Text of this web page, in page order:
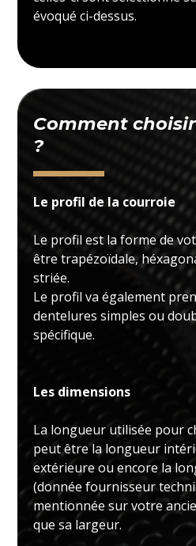
évoqué ci-dessus.
Comment
?
Le profil de la courroie
Le profil est la forme de
être trapézoïdale,
striée.
Le profil va également
dentelures simples ou
spécifique.
Les dimensions
La longueur utilisée pour
peut être la longueur
extérieure ou encore la
(donnée fournisseur
mentionnée sur votre
que sa largeur.